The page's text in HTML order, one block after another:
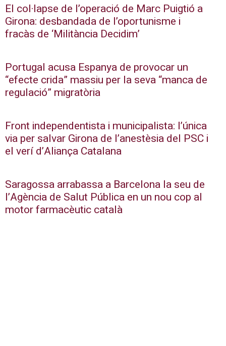
El col·lapse de l’operació de Marc Puigtió a
Girona: desbandada de l’oportunisme i
fracàs de ‘Militància Decidim’
Portugal acusa Espanya de provocar un
“efecte crida” massiu per la seva “manca de
regulació” migratòria
Front independentista i municipalista: l’única
via per salvar Girona de l’anestèsia del PSC i
el verí d’Aliança Catalana
Saragossa arrabassa a Barcelona la seu de
l’Agència de Salut Pública en un nou cop al
motor farmacèutic català